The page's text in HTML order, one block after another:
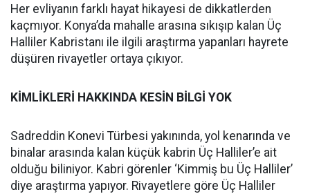
Her evliyanın farklı hayat hikayesi de dikkatlerden
kaçmıyor. Konya’da mahalle arasına sıkışıp kalan Üç
Halliler Kabristanı ile ilgili araştırma yapanları hayrete
düşüren rivayetler ortaya çıkıyor.
KİMLİKLERİ HAKKINDA KESİN BİLGİ YOK
Sadreddin Konevi Türbesi yakınında, yol kenarında ve
binalar arasında kalan küçük kabrin Üç Halliler’e ait
olduğu biliniyor. Kabri görenler ‘Kimmiş bu Üç Halliler’
diye araştırma yapıyor. Rivayetlere göre Üç Halliler